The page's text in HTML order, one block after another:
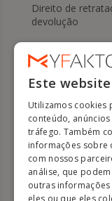
Direito de
devolução
Ajuda
Métodos
Este
Utilizamos cookies
conteúdo,
tráfego. Também
informações sobre
com nossos
análise, que
outras
eles ou que eles